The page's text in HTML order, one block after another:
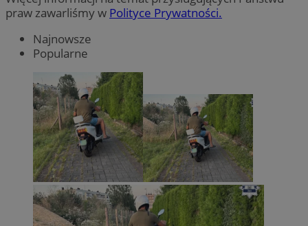
praw zawarliśmy w Polityce Prywatności.
Najnowsze
Popularne